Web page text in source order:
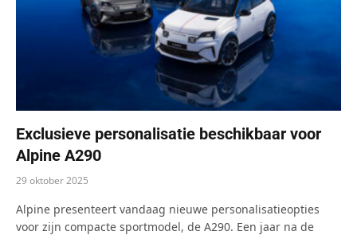
Exclusieve personalisatie beschikbaar voor
Alpine A290
29 oktober 2025
Alpine presenteert vandaag nieuwe personalisatieopties
voor zijn compacte sportmodel, de A290. Een jaar na de